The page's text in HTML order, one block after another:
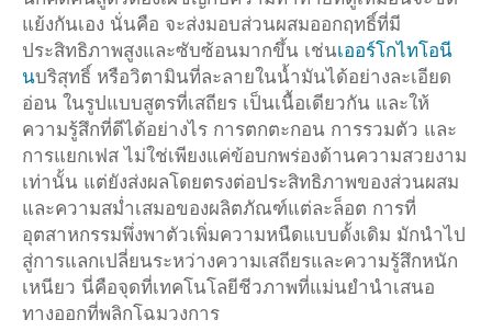
แย้งกันเอง นั่นคือ จะส่งมอบส่วนผสมออกฤทธิ์ที่มี
ประสิทธิภาพสูงและซับซ้อนมากขึ้น เช่นเออร์โกไทโอนี
นบริสุทธิ์ หรือวิตามินที่ละลายในน้ำมันได้อย่างละเอียด
อ่อน ในรูปแบบสูตรที่เสถียร เป็นเนื้อเดียวกัน และให้
ความรู้สึกที่ดีได้อย่างไร การตกตะกอน การรวมตัว และ
การแยกเฟส ไม่ใช่เพียงแค่ข้อบกพร่องด้านความสวยงาม
เท่านั้น แต่ยังส่งผลโดยตรงต่อประสิทธิภาพของส่วนผสม
และความสม่ำเสมอของผลิตภัณฑ์แต่ละล็อต การที่
อุตสาหกรรมพึ่งพาตัวเพิ่มความหนืดแบบดั้งเดิม มักนำไป
สู่การแลกเปลี่ยนระหว่างความเสถียรและความรู้สึกหนัก
เหนียว นี่คือจุดที่เทคโนโลยีชีวภาพที่แม่นยำนำเสนอ
ทางออกที่พลิกโฉมวงการ